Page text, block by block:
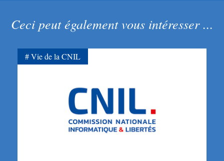
Ceci peut également vous intéresser ...
Vie de la CNIL